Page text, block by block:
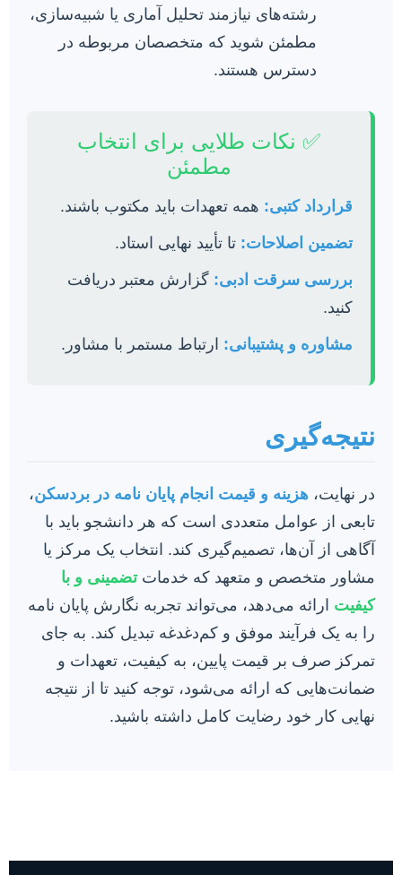
رشته‌های نیازمند تحلیل آماری یا شبیه‌سازی،
مطمئن شوید که متخصصان مربوطه در
دسترس هستند.
✅ نکات طلایی برای انتخاب
مطمئن
قرارداد کتبی: همه تعهدات باید مکتوب باشند.
تضمین اصلاحات: تا تأیید نهایی استاد.
بررسی سرقت ادبی: گزارش معتبر دریافت
کنید.
مشاوره و پشتیبانی: ارتباط مستمر با مشاور.
نتیجه‌گیری
در نهایت، هزینه و قیمت انجام پایان نامه در بردسکن،
تابعی از عوامل متعددی است که هر دانشجو باید با
آگاهی از آن‌ها، تصمیم‌گیری کند. انتخاب یک مرکز یا
مشاور متخصص و متعهد که خدمات تضمینی و با
کیفیت ارائه می‌دهد، می‌تواند تجربه نگارش پایان نامه
را به یک فرآیند موفق و کم‌دغدغه تبدیل کند. به جای
تمرکز صرف بر قیمت پایین، به کیفیت، تعهدات و
ضمانت‌هایی که ارائه می‌شود، توجه کنید تا از نتیجه
نهایی کار خود رضایت کامل داشته باشید.